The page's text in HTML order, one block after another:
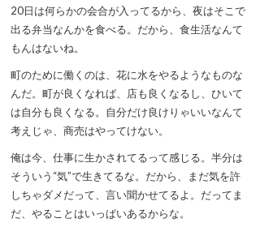
20日は何らかの会合が入ってるから、夜はそこで
出る弁当なんかを食べる。だから、食生活なんて
もんはないね。
町のために働くのは、花に水をやるようなものな
んだ。町が良くなれば、店も良くなるし、ひいて
は自分も良くなる。自分だけ良けりゃいいなんて
考えじゃ、商売はやってけない。
俺は今、仕事に生かされてるって感じる。半分は
そういう“気”で生きてるな。だから、まだ気を許
しちゃダメだって、言い聞かせてるよ。だってま
だ、やることはいっぱいあるからな。